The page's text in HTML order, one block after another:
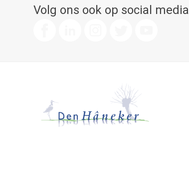
Volg ons ook op social media